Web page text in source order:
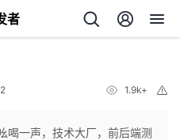
者
1.9k+
喝一声，技术大厂，前后端测